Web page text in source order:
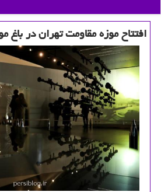
افتتاح موزه مقاومت تهران در